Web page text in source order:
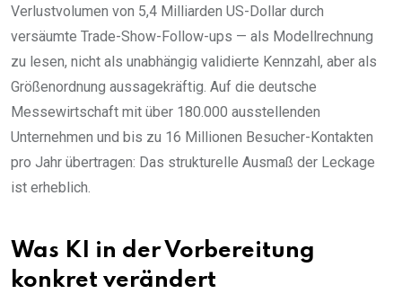
Verlustvolumen von 5,4 Milliarden US-Dollar durch
versäumte Trade-Show-Follow-ups — als Modellrechnung
zu lesen, nicht als unabhängig validierte Kennzahl, aber als
Größenordnung aussagekräftig. Auf die deutsche
Messewirtschaft mit über 180.000 ausstellenden
Unternehmen und bis zu 16 Millionen Besucher-Kontakten
pro Jahr übertragen: Das strukturelle Ausmaß der Leckage
ist erheblich.
Was KI in der Vorbereitung
konkret verändert